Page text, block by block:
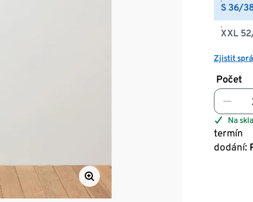
S 36/
XXL
Zjistit
Počet
Na
termín
dodání: